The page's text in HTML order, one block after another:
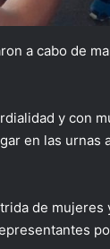
a cabo de
y con
en las urnas
de mujeres